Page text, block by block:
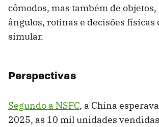
cômodos, mas também de objetos,
ângulos, rotinas e decisões físicas
simular.
Perspectivas
Segundo a NSFC, a China
2025, as 10 mil unidades